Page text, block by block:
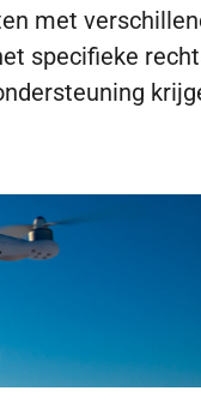
met
specifieke